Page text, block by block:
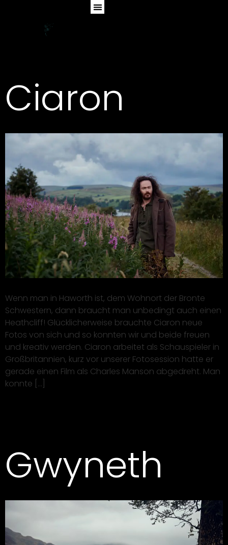
Ciaron
Wenn man in Haworth ist, dem Wohnort der Bronte
Schwestern, dann braucht man unbedingt auch einen
Heathcliff! Glücklicherweise brauchte Ciaron neue
Fotos von sich und so konnten wir und beide freuen
und kreativ werden. Ciaron arbeitet als Schauspieler in
Großbritannien, kurz vor unserer Fotosession hatte er
gerade einen Film als Charles Manson abgedreht. Man
konnte […]
Gwyneth